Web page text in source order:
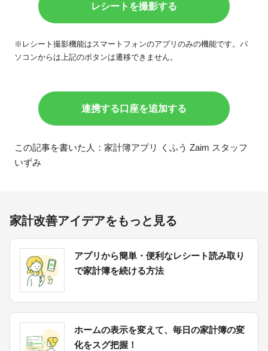
レシートを撮影する
※レシート撮影機能はスマートフォンのアプリのみの機能です。パ
ソコンからは上記のボタンは遷移できません。
連携する口座を追加する
この記事を書いた人：家計簿アプリ くふう Zaim スタッフ
いずみ
家計改善アイデアをもっと見る
アプリから簡単・便利なレシート読み取り
で家計簿を続ける方法
ホームの表示を変えて、毎日の家計簿の変
化をスグ把握！